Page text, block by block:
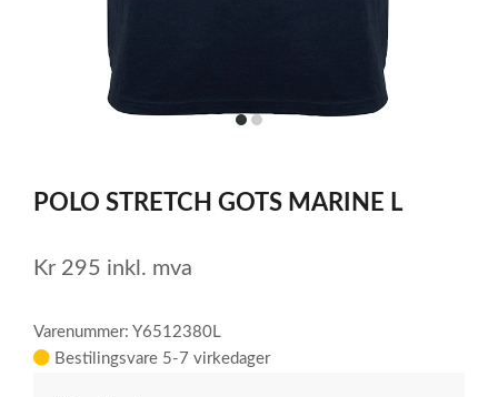
itemitem
of
POLO STRETCH GOTS MARINE L
Kr 295 inkl. mva
Varenummer: Y6512380L
Bestilingsvare 5-7 virkedager